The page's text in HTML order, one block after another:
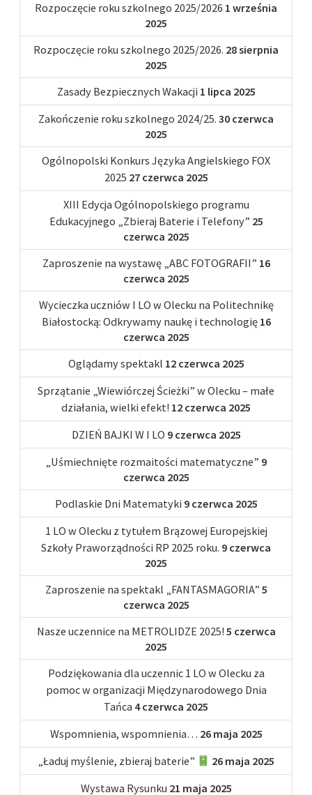
Rozpoczęcie roku szkolnego 2025/2026 1 września
2025
Rozpoczęcie roku szkolnego 2025/2026. 28 sierpnia
2025
Zasady Bezpiecznych Wakacji 1 lipca 2025
Zakończenie roku szkolnego 2024/25. 30 czerwca
2025
Ogólnopolski Konkurs Języka Angielskiego FOX
2025 27 czerwca 2025
XIII Edycja Ogólnopolskiego programu
Edukacyjnego „Zbieraj Baterie i Telefony” 25
czerwca 2025
Zaproszenie na wystawę „ABC FOTOGRAFII” 16
czerwca 2025
Wycieczka uczniów I LO w Olecku na Politechnikę
Białostocką: Odkrywamy naukę i technologię 16
czerwca 2025
Oglądamy spektakl 12 czerwca 2025
Sprzątanie „Wiewiórczej Ścieżki” w Olecku – małe
działania, wielki efekt! 12 czerwca 2025
DZIEŃ BAJKI W I LO 9 czerwca 2025
„Uśmiechnięte rozmaitości matematyczne” 9
czerwca 2025
Podlaskie Dni Matematyki 9 czerwca 2025
1 LO w Olecku z tytułem Brązowej Europejskiej
Szkoły Praworządności RP 2025 roku. 9 czerwca
2025
Zaproszenie na spektakl „FANTASMAGORIA” 5
czerwca 2025
Nasze uczennice na METROLIDZE 2025! 5 czerwca
2025
Podziękowania dla uczennic 1 LO w Olecku za
pomoc w organizacji Międzynarodowego Dnia
Tańca 4 czerwca 2025
Wspomnienia, wspomnienia… 26 maja 2025
„Ładuj myślenie, zbieraj baterie”
26 maja 2025
Wystawa Rysunku 21 maja 2025